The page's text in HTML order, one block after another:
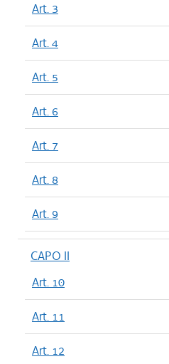
Art. 3
Art. 4
Art. 5
Art. 6
Art. 7
Art. 8
Art. 9
CAPO II
Art. 10
Art. 11
Art. 12